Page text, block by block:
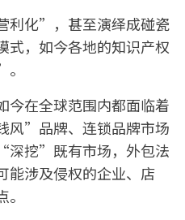
利化”，甚至演绎成碰瓷
式，如今各地的知识产权
今在全球范围内都面临着
风”品牌、连锁品牌市场
深挖”既有市场，外包法
能涉及侵权的企业、店